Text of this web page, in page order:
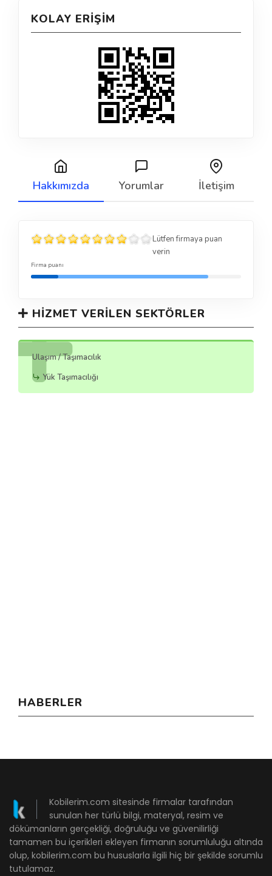
KOLAY ERIŞIM
Hakkımızda Yorumlar İletişim
Lütfen firmaya puan
verin
Firma puanı
HIZMET VERILEN SEKTÖRLER
Ulaşım / Taşımacılık
Yük Taşımacılığı
HABERLER
Kobilerim.com sitesinde firmalar tarafından
sunulan her türlü bilgi, materyal, resim ve
dökümanların gerçekliği, doğruluğu ve güvenilirliği
tamamen bu içerikleri ekleyen firmanın sorumluluğu altında
olup, kobilerim.com bu hususlarla ilgili hiç bir şekilde sorumlu
tutulamaz.